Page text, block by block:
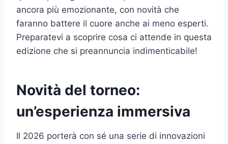
ancora più emozionante, con novità che
faranno battere il cuore anche ai meno esperti.
Preparatevi a scoprire cosa ci attende in questa
edizione che si preannuncia indimenticabile!
Novità del torneo:
un’esperienza immersiva
Il 2026 porterà con sé una serie di innovazioni